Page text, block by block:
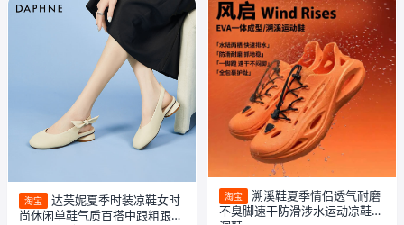
淘宝
达芙妮夏季时装凉鞋女时
尚休闲单鞋气质百搭中跟粗跟鞋
淘宝
溯溪鞋夏季情侣透气耐磨
不臭脚速干防滑涉水运动凉鞋洞